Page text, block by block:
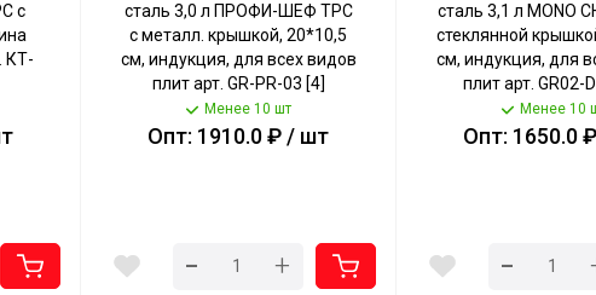
с
КТ-
сталь 3,0 л ПРОФИ-ШЕФ ТРС
с металл. крышкой, 20*10,5
см, индукция, для всех видов
плит арт. GR-PR-03 [4]
КАТУНЬ
Менее 10 шт
Опт: 1910.0 ₽ / шт
- +
сталь 3,1 л MONO
стеклянной
см, индукция, для
плит арт. GR02-
КАТУНЬ
Менее 10
Опт: 1650.0
-